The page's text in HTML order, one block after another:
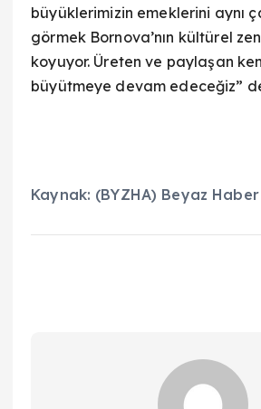
büyüklerimizin emeklerini aynı
görmek Bornova’nın kültürel
koyuyor. Üreten ve paylaşan
büyütmeye devam edeceğiz”
Kaynak: (BYZHA) Beyaz Haber